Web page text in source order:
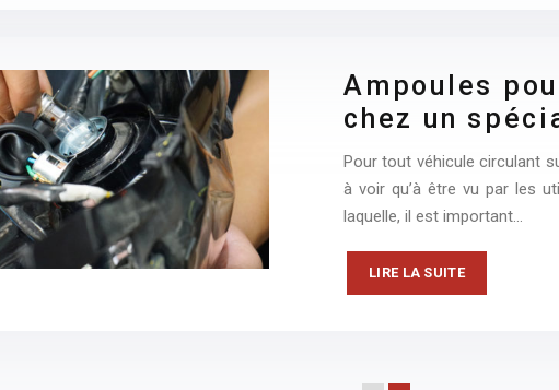
Ampoules
chez un
Pour tout véhicule circulant
à voir qu’à être vu par les
laquelle, il est important…
LIRE LA SUITE